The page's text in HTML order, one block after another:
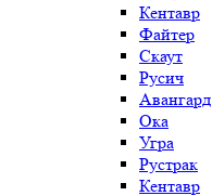
Кентавр
Файтер
Скаут
Русич
Авангард
Ока
Угра
Рустрак
Кентавр